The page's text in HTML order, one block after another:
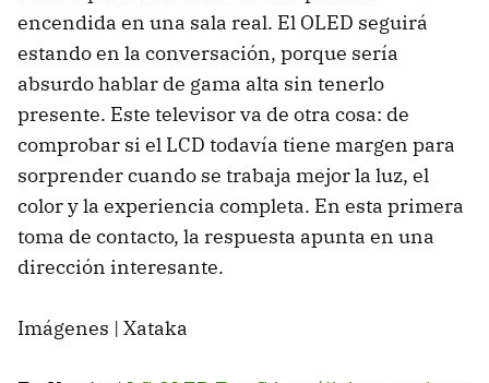
encendida en una sala real. El OLED seguirá
estando en la conversación, porque sería
absurdo hablar de gama alta sin tenerlo
presente. Este televisor va de otra cosa: de
comprobar si el LCD todavía tiene margen para
sorprender cuando se trabaja mejor la luz, el
color y la experiencia completa. En esta primera
toma de contacto, la respuesta apunta en una
dirección interesante.
Imágenes | Xataka